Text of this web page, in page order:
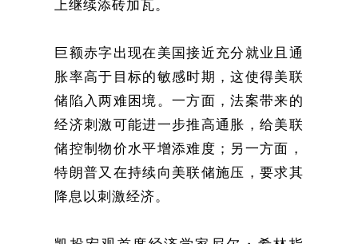
上继续添砖加瓦。
巨额赤字出现在美国接近充分就业且通
胀率高于目标的敏感时期，这使得美联
储陷入两难困境。一方面，法案带来的
经济刺激可能进一步推高通胀，给美联
储控制物价水平增添难度；另一方面，
特朗普又在持续向美联储施压，要求其
降息以刺激经济。